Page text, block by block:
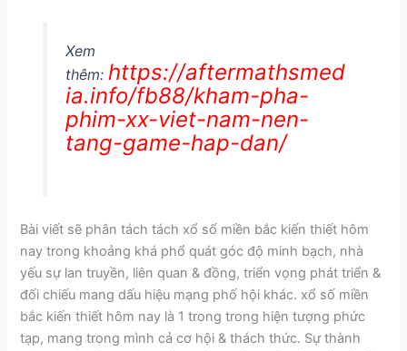
Xem
thêm: https://aftermathsmed
ia.info/fb88/kham-pha-
phim-xx-viet-nam-nen-
tang-game-hap-dan/
Bài viết sẽ phân tách tách xổ số miền bắc kiến thiết hôm
nay trong khoảng khá phổ quát góc độ minh bạch, nhà
yếu sự lan truyền, liên quan & đồng, triển vọng phát triển &
đối chiếu mang dấu hiệu mạng phố hội khác. xổ số miền
bắc kiến thiết hôm nay là 1 trong trong hiện tượng phức
tạp, mang trong mình cả cơ hội & thách thức. Sự thành